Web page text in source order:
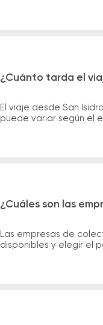
¿Cuánto tarda el
El viaje desde San
puede variar según el
¿Cuáles son las
Las empresas de
disponibles y elegir el